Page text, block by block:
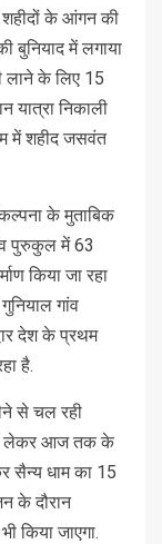
शहीदों के आंगन की
बुनियाद में लगाया
लाने के लिए 15
यात्रा निकाली
में शहीद जसवंत
के मुताबिक
पुरुकुल में 63
किया जा रहा
गांव
देश के प्रथम
है.
से चल रही
से लेकर आज तक के
सैन्य धाम का 15
के दौरान
किया जाएगा.